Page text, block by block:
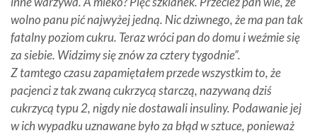
wolno panu pić najwyżej jedną. Nic dziwnego, że ma pan tak
fatalny poziom cukru. Teraz wróci pan do domu i weźmie się
za siebie. Widzimy się znów za cztery tygodnie”.
Z tamtego czasu zapamiętałem przede wszystkim to, że
pacjenci z tak zwaną cukrzycą starczą, nazywaną dziś
cukrzycą typu 2, nigdy nie dostawali insuliny. Podawanie jej
w ich wypadku uznawane było za błąd w sztuce, ponieważ